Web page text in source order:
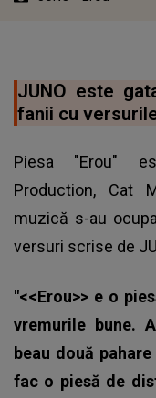
JUNO este
fanii cu
Piesa "Erou"
Production, Cat
muzică s-au
versuri scrise de
"<<Erou>> e o
vremurile bune.
beau două
fac o piesă de